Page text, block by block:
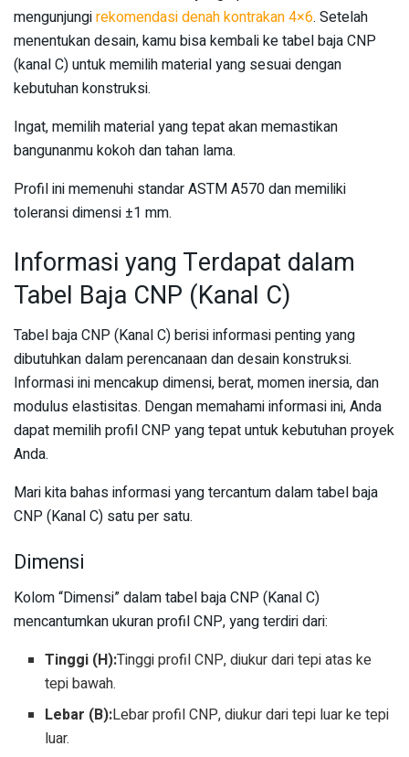
mengunjungirekomendasi denah kontrakan 4×6. Setelah
menentukan desain, kamu bisa kembali ke tabel baja CNP
(kanal C) untuk memilih material yang sesuai dengan
kebutuhan konstruksi.
Ingat, memilih material yang tepat akan memastikan
bangunanmu kokoh dan tahan lama.
Profil ini memenuhi standar ASTM A570 dan memiliki
toleransi dimensi ±1 mm.
Informasi yang Terdapat dalam
Tabel Baja CNP (Kanal C)
Tabel baja CNP (Kanal C) berisi informasi penting yang
dibutuhkan dalam perencanaan dan desain konstruksi.
Informasi ini mencakup dimensi, berat, momen inersia, dan
modulus elastisitas. Dengan memahami informasi ini, Anda
dapat memilih profil CNP yang tepat untuk kebutuhan proyek
Anda.
Mari kita bahas informasi yang tercantum dalam tabel baja
CNP (Kanal C) satu per satu.
Dimensi
Kolom “Dimensi” dalam tabel baja CNP (Kanal C)
mencantumkan ukuran profil CNP, yang terdiri dari:
Tinggi (H):Tinggi profil CNP, diukur dari tepi atas ke
tepi bawah.
Lebar (B):Lebar profil CNP, diukur dari tepi luar ke tepi
luar.